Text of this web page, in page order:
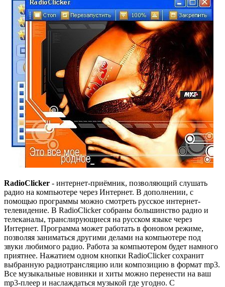
RadioClicker - интернет-приёмник, позволяющий слушать
радио на компьютере через Интернет. В дополнении, с
помощью программы можно смотреть русское интернет-
телевидение. В RadioClicker собраны большинство радио и
телеканалы, транслирующиеся на русском языке через
Интернет. Программа может работать в фоновом режиме,
позволяя заниматься другими делами на компьютере под
звуки любимого радио. Работа за компьютером будет намного
приятнее. Нажатием одном кнопки RadioClicker сохранит
выбранную радиотрансляцию или композицию в формат mp3.
Все музыкальные новинки и хиты можно перенести на ваш
mp3-плеер и наслаждаться музыкой где угодно. С